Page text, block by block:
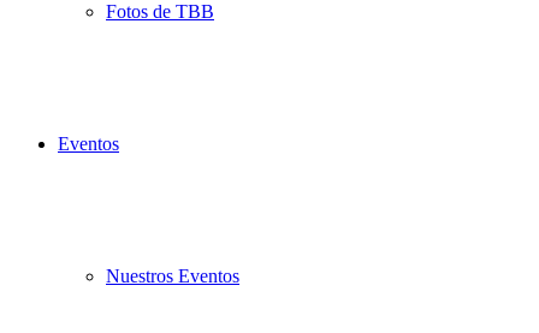
Fotos de TBB
Eventos
Nuestros Eventos